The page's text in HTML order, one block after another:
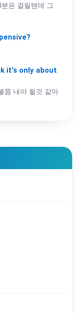
은 걸릴텐데 그
it's only about
쯤 내야 될것 같아